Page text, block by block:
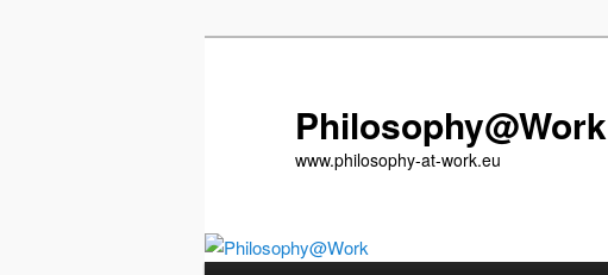
Philosophy@Work
www.philosophy-at-work.eu